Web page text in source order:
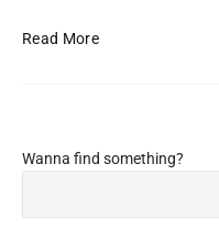
n
Read MoreC
a
P
Wanna find something?